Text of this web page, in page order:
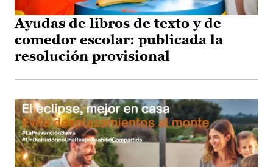
Ayudas de libros de texto y de
comedor escolar: publicada la
resolución provisional